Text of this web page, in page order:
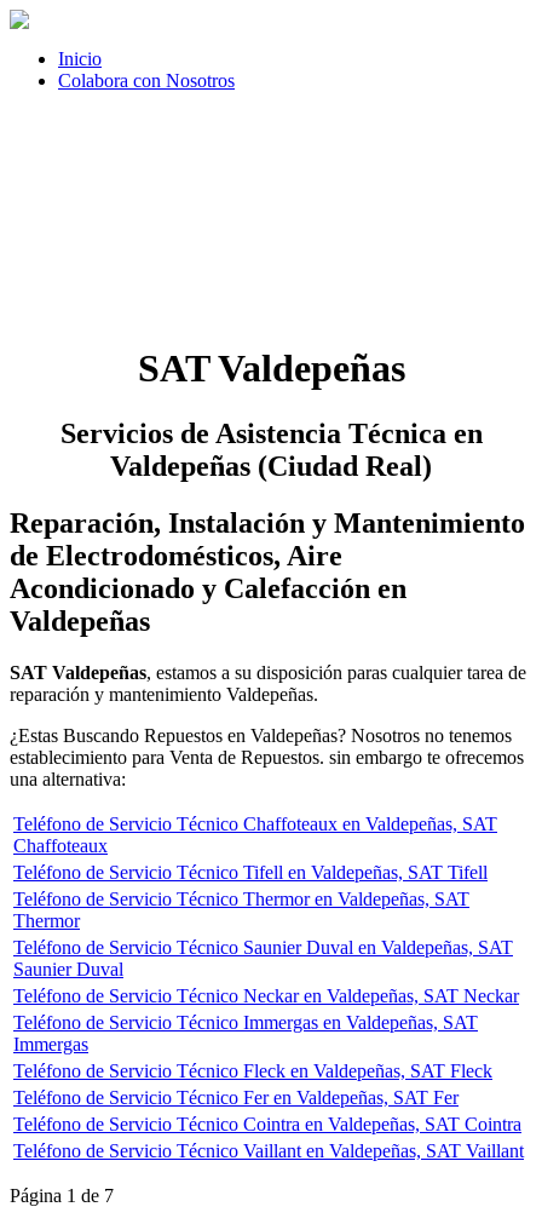
Inicio
Colabora con Nosotros
SAT Valdepeñas
Servicios de Asistencia Técnica en
Valdepeñas (Ciudad Real)
Reparación, Instalación y Mantenimiento
de Electrodomésticos, Aire
Acondicionado y Calefacción en
Valdepeñas
SAT Valdepeñas, estamos a su disposición paras cualquier tarea de
reparación y mantenimiento Valdepeñas.
¿Estas Buscando Repuestos en Valdepeñas? Nosotros no tenemos
establecimiento para Venta de Repuestos. sin embargo te ofrecemos
una alternativa:
Teléfono de Servicio Técnico Chaffoteaux en Valdepeñas, SAT
Chaffoteaux
Teléfono de Servicio Técnico Tifell en Valdepeñas, SAT Tifell
Teléfono de Servicio Técnico Thermor en Valdepeñas, SAT
Thermor
Teléfono de Servicio Técnico Saunier Duval en Valdepeñas, SAT
Saunier Duval
Teléfono de Servicio Técnico Neckar en Valdepeñas, SAT Neckar
Teléfono de Servicio Técnico Immergas en Valdepeñas, SAT
Immergas
Teléfono de Servicio Técnico Fleck en Valdepeñas, SAT Fleck
Teléfono de Servicio Técnico Fer en Valdepeñas, SAT Fer
Teléfono de Servicio Técnico Cointra en Valdepeñas, SAT Cointra
Teléfono de Servicio Técnico Vaillant en Valdepeñas, SAT Vaillant
Página 1 de 7